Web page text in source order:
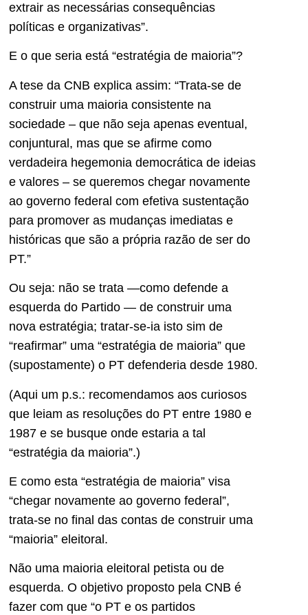
extrair as necessárias consequências
políticas e organizativas”.
E o que seria está “estratégia de maioria”?
A tese da CNB explica assim: “Trata-se de
construir uma maioria consistente na
sociedade – que não seja apenas eventual,
conjuntural, mas que se afirme como
verdadeira hegemonia democrática de ideias
e valores – se queremos chegar novamente
ao governo federal com efetiva sustentação
para promover as mudanças imediatas e
históricas que são a própria razão de ser do
PT.”
Ou seja: não se trata —como defende a
esquerda do Partido — de construir uma
nova estratégia; tratar-se-ia isto sim de
“reafirmar” uma “estratégia de maioria” que
(supostamente) o PT defenderia desde 1980.
(Aqui um p.s.: recomendamos aos curiosos
que leiam as resoluções do PT entre 1980 e
1987 e se busque onde estaria a tal
“estratégia da maioria”.)
E como esta “estratégia de maioria” visa
“chegar novamente ao governo federal”,
trata-se no final das contas de construir uma
“maioria” eleitoral.
Não uma maioria eleitoral petista ou de
esquerda. O objetivo proposto pela CNB é
fazer com que “o PT e os partidos